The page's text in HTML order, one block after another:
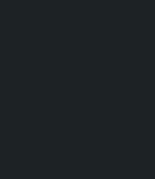
देखिएको छ ।
तथा शेखर
छलफल